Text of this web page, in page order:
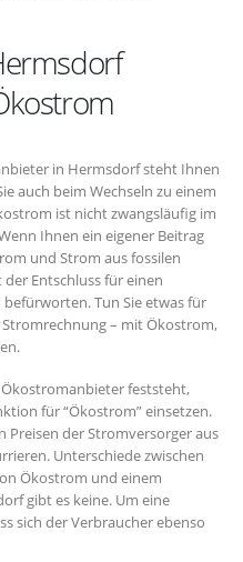
in Hermsdorf steht Ihnen
auch beim Wechseln zu einem
ist nicht zwangsläufig im
Ihnen ein eigener Beitrag
und Strom aus fossilen
Entschluss für einen
Tun Sie etwas für
– mit Ökostrom,
Ökostromanbieter feststeht,
für “Ökostrom” einsetzen.
Preisen der Stromversorger aus
Unterschiede zwischen
Ökostrom und einem
gibt es keine. Um eine
sich der Verbraucher ebenso